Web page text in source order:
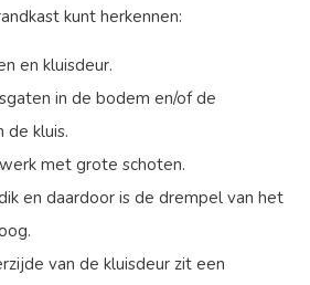
kunt herkennen:
en kluisdeur.
in de bodem en/of de
de kluis.
met grote schoten.
en daardoor is de drempel van het
van de kluisdeur zit een